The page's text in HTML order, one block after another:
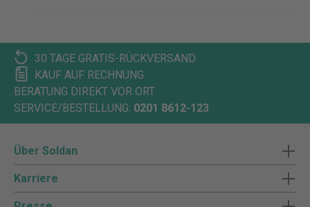
30 TAGE GRATIS-RÜCKVERSAND
KAUF AUF RECHNUNG
BERATUNG DIREKT VOR ORT
SERVICE/BESTELLUNG: 0201 8612-123
Über Soldan
Karriere